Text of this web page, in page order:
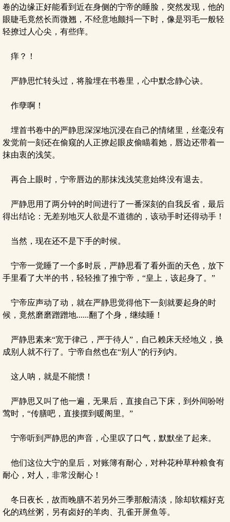
卷的边缘正好能看到近在身侧的宁帝的睡脸，突然发现，他的
眼睫毛竟然长而微翘，不经意地颤抖一下时，像是羽毛一般轻
轻撩过人心尖，有些痒。
痒？！
严静思忙转头过，将脸埋在书卷里，心中默念静心诀。
作孽啊！
埋首书卷中的严静思深深地沉浸在自己的情绪里，丝毫没有
发觉前一刻还在偷窥的人正撩起眼皮偷瞄着她，唇边还带着一
抹由衷的浅笑。
再合上眼时，宁帝唇边的那抹浅浅笑意始终没有退去。
严静思用了两分钟的时间进行了一番深刻的自我反省，最后
得出结论：无差别地灭人欲是不道德的，该动手时还得动手！
当然，现在还不是下手的时候。
宁帝一觉睡了一个多时辰，严静思看了看外面的天色，放下
手里看了大半的书，轻轻推了推宁帝，“皇上，该起身了。”
宁帝应声动了动，就在严静思觉得他下一刻就要起身的时
候，竟然磨磨蹭蹭地......翻了个身，继续睡！
严静思素来“宽于律己，严于待人”，自己赖床天经地义，换
成别人就不行了。宁帝自然也在“别人”的行列内。
这人呐，就是不能惯！
严静思又叫了他一遍，无果后，直接自己下床，到外间吩咐
莺时，“传膳吧，直接摆到暖阁里。”
宁帝听到严静思的声音，心里叹了口气，默默坐了起来。
他们这位大宁的皇后，对账簿有耐心，对种花种草种粮食有
耐心，对人，非常没耐心！
冬日夜长，故而晚膳不若另外三季那般清淡，除却软糯好克
化的鸡丝粥，另有卤好的羊肉、孔雀开屏鱼等。